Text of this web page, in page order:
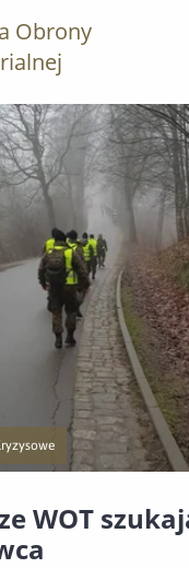
Obrony
strony z listą publikacji o
WOT